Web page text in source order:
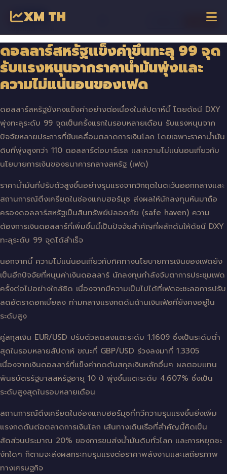
XM TH เริ่มเทรด
ดอลลาร์สหรัฐแข็งค่าขึ้นทะลุ 99 จุด
รับแรงหนุนจากราคาน้ำมันพุ่งและ
ความไม่แน่นอนของเฟด
ดอลลาร์สหรัฐยังคงแข็งค่าอย่างต่อเนื่องในสัปดาห์นี้ โดยดัชนี DXY
พุ่งทะลุระดับ 99 จุดเป็นครั้งแรกในรอบหลายเดือน รับแรงหนุนจาก
ปัจจัยหลายประการที่ขับเคลื่อนตลาดการเงินโลก โดยเฉพาะราคาน้ำมัน
ดิบที่พุ่งสูงกว่า 110 ดอลลาร์ต่อบาร์เรล และความไม่แน่นอนเกี่ยวกับ
นโยบายการเงินของธนาคารกลางสหรัฐ (เฟด)
ราคาน้ำมันที่ปรับตัวสูงขึ้นอย่างรุนแรงจากวิกฤตในตะวันออกกลางและ
สถานการณ์ตึงเครียดในช่องแคบฮอร์มุซ ส่งผลให้นักลงทุนหันมาถือ
ครองดอลลาร์สหรัฐเป็นสินทรัพย์ปลอดภัย (safe haven) ความ
ต้องการเงินดอลลาร์ที่เพิ่มขึ้นนี้เป็นปัจจัยสำคัญที่ผลักดันให้ดัชนี DXY
ทะลุระดับ 99 จุดได้สำเร็จ
นอกจากนี้ ความไม่แน่นอนเกี่ยวกับทิศทางนโยบายการเงินของเฟดยัง
เป็นอีกปัจจัยที่หนุนค่าเงินดอลลาร์ นักลงทุนกำลังจับตาการประชุมเฟด
ครั้งต่อไปอย่างใกล้ชิด เนื่องจากมีความเป็นไปได้ที่เฟดจะชะลอการปรับ
ลดอัตราดอกเบี้ยลง ท่ามกลางแรงกดดันด้านเงินเฟ้อที่ยังคงอยู่ใน
ระดับสูง
คู่สกุลเงิน EUR/USD ปรับตัวลดลงแตะระดับ 1.1609 ซึ่งเป็นระดับต่ำ
สุดในรอบหลายสัปดาห์ ขณะที่ GBP/USD ร่วงลงมาที่ 1.3305
เนื่องจากเงินดอลลาร์ที่แข็งค่ากดดันสกุลเงินหลักอื่นๆ ผลตอบแทน
พันธบัตรรัฐบาลสหรัฐอายุ 10 ปี พุ่งขึ้นแตะระดับ 4.607% ซึ่งเป็น
ระดับสูงสุดในรอบหลายเดือน
สถานการณ์ตึงเครียดในช่องแคบฮอร์มุซที่ทวีความรุนแรงขึ้นยิ่งเพิ่ม
แรงกดดันต่อตลาดการเงินโลก เส้นทางเดินเรือที่สำคัญนี้คิดเป็น
สัดส่วนประมาณ 20% ของการขนส่งน้ำมันดิบทั่วโลก และการหยุดชะ
งักใดๆ ก็ตามจะส่งผลกระทบรุนแรงต่อราคาพลังงานและเสถียรภาพ
ทางเศรษฐกิจ